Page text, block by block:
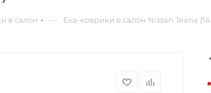
в салон — Eva-коврики в салон Nissan Teana